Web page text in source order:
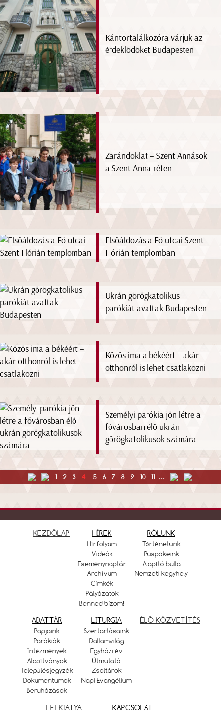
Kántortalálkozóra várjuk az
érdeklődőket Budapesten
Zarándoklat – Szent Annások
a Szent Anna-réten
Elsőáldozás a Fő utcai Szent
Flórián templomban
Ukrán görögkatolikus
parókiát avattak Budapesten
Közös ima a békéért – akár
otthonról is lehet csatlakozni
Személyi parókia jön létre a
fővárosban élő ukrán
görögkatolikusok számára
1 2 3 4 5 6 7 8 9 10 11 ...
KEZDŐLAP HÍREK
Hírfolyam
Videók
Eseménynaptár
Archívum
Címkék
Pályázatok
Benned bízom!
RÓLUNK
Történetünk
Püspökeink
Alapító bulla
Nemzeti kegyhely
ADATTÁR
Papjaink
Parókiák
Intézmények
Alapítványok
Településjegyzék
Dokumentumok
Beruházások
LITURGIA
Szertartásaink
Dallamvilág
Egyházi év
Útmutató
Zsoltárok
Napi Evangélium
ÉLŐ KÖZVETÍTÉS
LELKIATYA KAPCSOLAT